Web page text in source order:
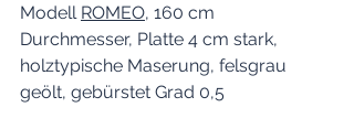
Modell ROMEO, 160 cm
Durchmesser, Platte 4 cm stark,
holztypische Maserung, felsgrau
geölt, gebürstet Grad 0,5